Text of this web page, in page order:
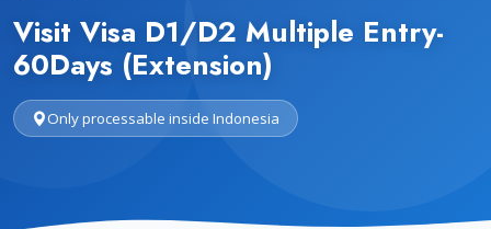
Visit Visa D1/D2 Multiple Entry-
60Days (Extension)
Only processable inside Indonesia